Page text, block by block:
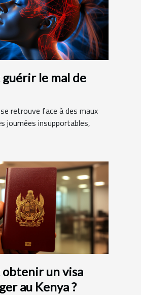
le mal de
se retrouve face à des maux
journées insupportables,
un visa
au Kenya ?